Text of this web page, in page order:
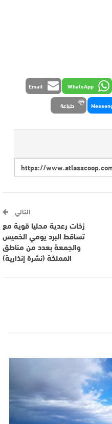
WhatsApp
Email
طباعة
التالي
زخات رعدية محليا قوية مع
تساقط البرد يومي الخميس
والجمعة بعدد من مناطق
المملكة (نشرة إنذارية)